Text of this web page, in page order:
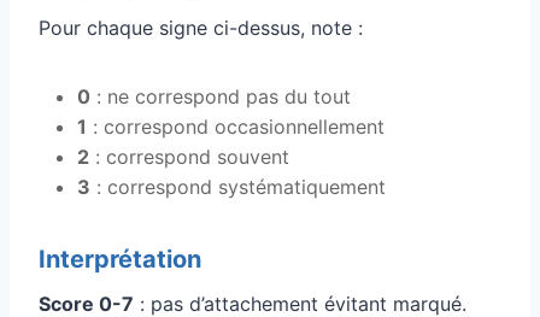
Pour chaque signe ci-dessus, note :
0 : ne correspond pas du tout
1 : correspond occasionnellement
2 : correspond souvent
3 : correspond systématiquement
Interprétation
Score 0-7 : pas d’attachement évitant marqué.